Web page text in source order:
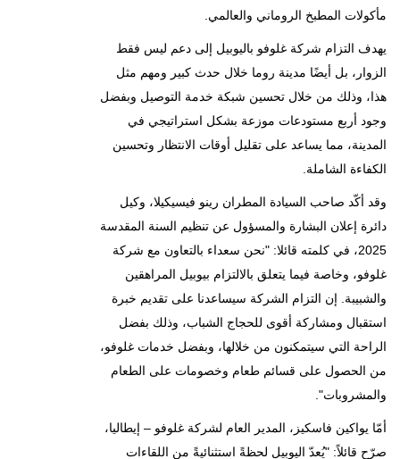
مأكولات المطبخ الروماني والعالمي.
يهدف التزام شركة غلوفو باليوبيل إلى دعم ليس فقط
الزوار، بل أيضًا مدينة روما خلال حدث كبير ومهم مثل
هذا، وذلك من خلال تحسين شبكة خدمة التوصيل وبفضل
وجود أربع مستودعات موزعة بشكل استراتيجي في
المدينة، مما يساعد على تقليل أوقات الانتظار وتحسين
الكفاءة الشاملة.
وقد أكّد صاحب السيادة المطران رينو فيسيكيلا، وكيل
دائرة إعلان البشارة والمسؤول عن تنظيم السنة المقدسة
2025، في كلمته قائلا: "نحن سعداء بالتعاون مع شركة
غلوفو، وخاصة فيما يتعلق بالالتزام بيوبيل المراهقين
والشبيبة. إن التزام الشركة سيساعدنا على تقديم خبرة
استقبال ومشاركة أقوى للحجاج الشباب، وذلك بفضل
الراحة التي سيتمكنون من خلالها، وبفضل خدمات غلوفو،
من الحصول على قسائم طعام وخصومات على الطعام
والمشروبات".
أمّا يواكين فاسكيز، المدير العام لشركة غلوفو – إيطاليا،
صرّح قائلاً: "يُعدّ اليوبيل لحظةً استثنائيةً من اللقاءات